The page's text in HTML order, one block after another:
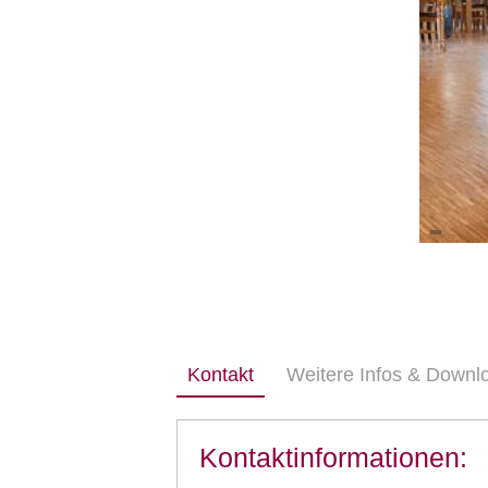
Kontakt Weitere Infos &
Kontaktinformationen: